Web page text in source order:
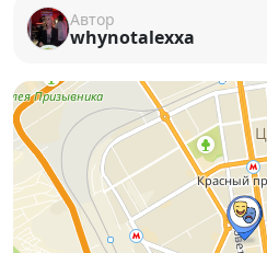
художника Андреевой
истории, смыслу и
Экспозиция обращается к
культурному и
отражающему традиции,
русского народа. Проект
осмыслить происхождение
формировании культурного
Автор
whynotalexxa